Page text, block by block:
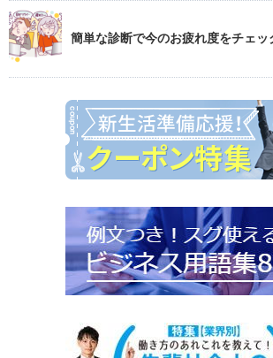
簡単な診断で今のお疲れ度をチェッ